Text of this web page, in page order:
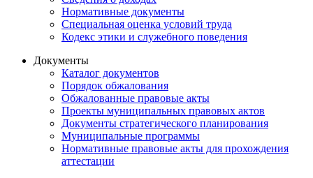
Нормативные документы
Специальная оценка условий труда
Кодекс этики и служебного поведения
Документы
Каталог документов
Порядок обжалования
Обжалованные правовые акты
Проекты муниципальных правовых актов
Документы стратегического планирования
Муниципальные программы
Нормативные правовые акты для прохождения
аттестации